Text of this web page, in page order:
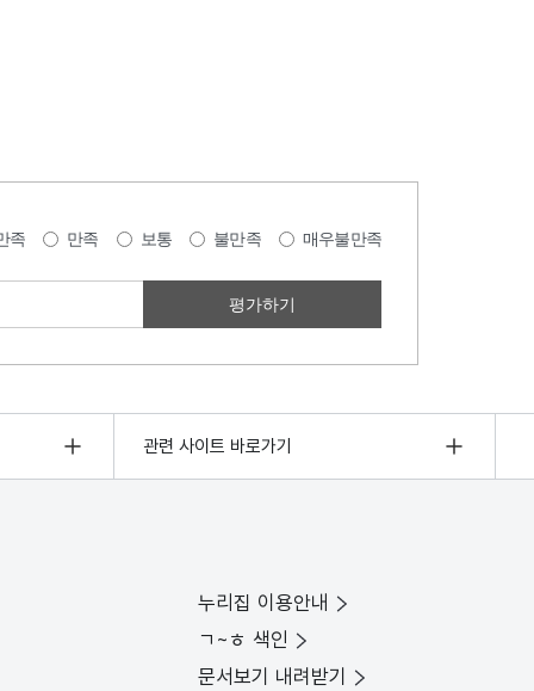
족 만족 보통 불만족 매우불만족
관련 사이트 바로가기
누리집 이용안내
ㄱ~ㅎ 색인
문서보기 내려받기